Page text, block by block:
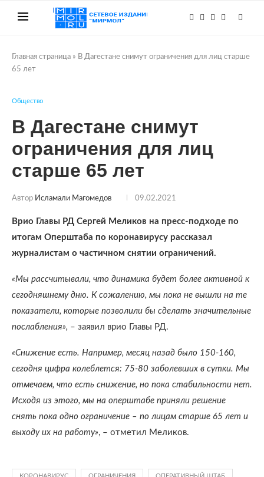
Главная страница » В Дагестане снимут ограничения для лиц старше
65 лет
Общество
В Дагестане снимут
ограничения для лиц
старше 65 лет
Автор Исламали Магомедов 09.02.2021
Врио Главы РД Сергей Меликов на пресс-подходе по
итогам Оперштаба по коронавирусу рассказал
журналистам о частичном снятии ограничений.
«Мы рассчитывали, что динамика будет более активной к
сегодняшнему дню. К сожалению, мы пока не вышли на те
показатели, которые позволили бы сделать значительные
послабления», – заявил врио Главы РД.
«Снижение есть. Например, месяц назад было 150-160,
сегодня цифра колеблется: 75-80 заболевших в сутки. Мы
отмечаем, что есть снижение, но пока стабильности нет.
Исходя из этого, мы на оперштабе приняли решение
снять пока одно ограничение – по лицам старше 65 лет и
выходу их на работу», – отметил Меликов.